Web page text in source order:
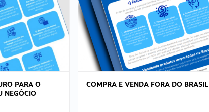
PARA O
NEGÓCIO
COMPRA E VENDA FORA DO BRASIL